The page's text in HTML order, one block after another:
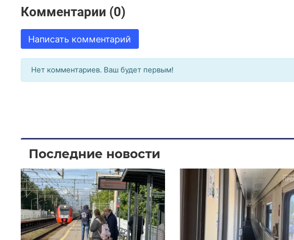
Комментарии (0)
Написать комментарий
Нет комментариев. Ваш будет первым!
Последние новости